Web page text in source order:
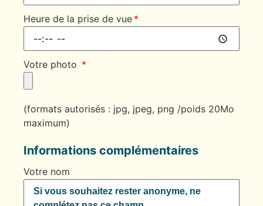
Heure de la prise de vue
Votre photo
(formats autorisés : jpg, jpeg, png /poids 20Mo
maximum)
Informations complémentaires
Votre nom